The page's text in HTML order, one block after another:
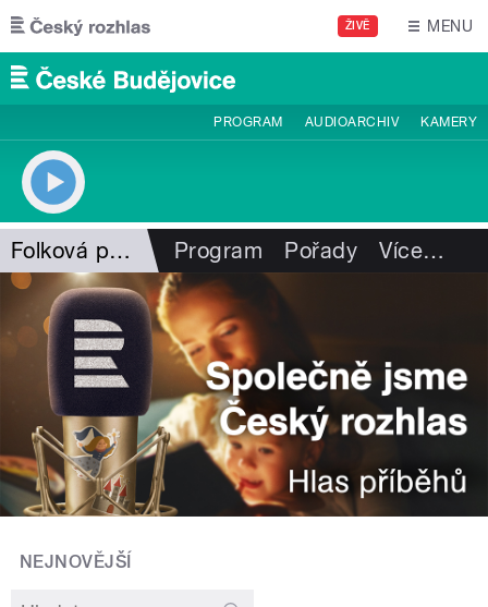
Přejít k hlavnímu obsahu
ŽIVĚ MENU
PROGRAM AUDIOARCHIV KAMERY
Folková pohlazení Program Pořady Více…
NEJNOVĚJŠÍ